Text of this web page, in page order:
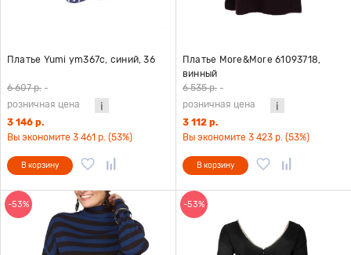
Платье Yumi ym367c, синий, 36
6 607 р. -
розничная цена
3 146 р.
Вы экономите 3 461 р. (53%)
В корзину
Платье More&More 61093718,
винный
6 535 р. -
розничная цена
3 112 р.
Вы экономите 3 423 р. (53%)
В корзину
-53% -53%